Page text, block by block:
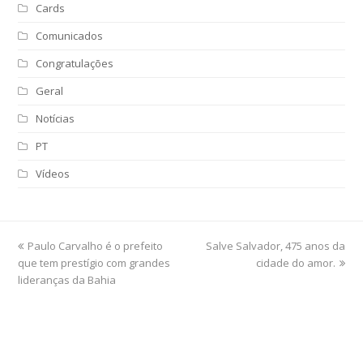
Cards
Comunicados
Congratulações
Geral
Notícias
PT
Vídeos
previous
post:
Paulo Carvalho é o prefeito
que tem prestígio com grandes
lideranças da Bahia
next
Salve Salvador, 475 anos da
cidade do amor.